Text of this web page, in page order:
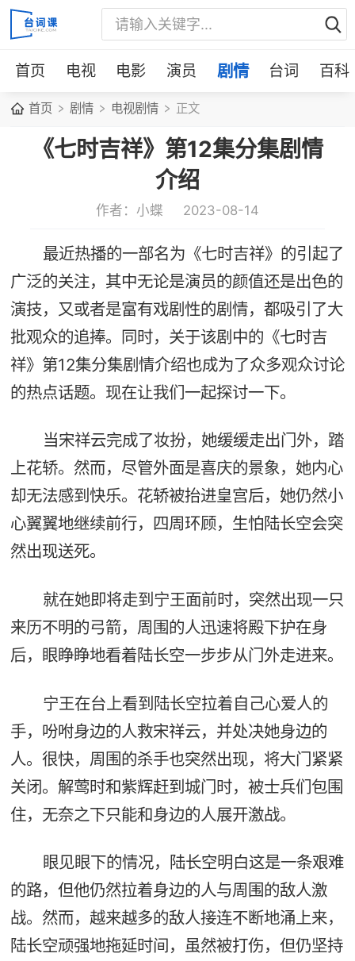
首页 电视 电影 演员 剧情 台词 百科
首页 剧情 电视剧情 正文
《七时吉祥》第12集分集剧情
介绍
作者：小蝶 2023-08-14
最近热播的一部名为《七时吉祥》的引起了
广泛的关注，其中无论是演员的颜值还是出色的
演技，又或者是富有戏剧性的剧情，都吸引了大
批观众的追捧。同时，关于该剧中的《七时吉
祥》第12集分集剧情介绍也成为了众多观众讨论
的热点话题。现在让我们一起探讨一下。
当宋祥云完成了妆扮，她缓缓走出门外，踏
上花轿。然而，尽管外面是喜庆的景象，她内心
却无法感到快乐。花轿被抬进皇宫后，她仍然小
心翼翼地继续前行，四周环顾，生怕陆长空会突
然出现送死。
就在她即将走到宁王面前时，突然出现一只
来历不明的弓箭，周围的人迅速将殿下护在身
后，眼睁睁地看着陆长空一步步从门外走进来。
宁王在台上看到陆长空拉着自己心爱人的
手，吩咐身边的人救宋祥云，并处决她身边的
人。很快，周围的杀手也突然出现，将大门紧紧
关闭。解莺时和紫辉赶到城门时，被士兵们包围
住，无奈之下只能和身边的人展开激战。
眼见眼下的情况，陆长空明白这是一条艰难
的路，但他仍然拉着身边的人与周围的敌人激
战。然而，越来越多的敌人接连不断地涌上来，
陆长空顽强地拖延时间，虽然被打伤，但仍坚持